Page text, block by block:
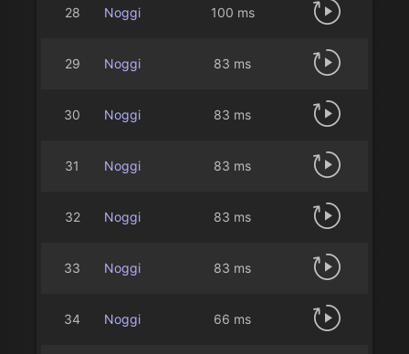
28 Noggi 100 ms
29 Noggi 83 ms
30 Noggi 83 ms
31 Noggi 83 ms
32 Noggi 83 ms
33 Noggi 83 ms
34 Noggi 66 ms